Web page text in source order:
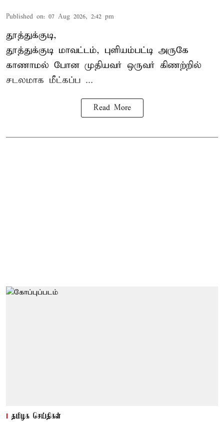
Published on: 07 Aug 2026, 2:42 pm
தூத்துக்குடி,
தூத்துக்குடி மாவட்டம், புளியம்பட்டி அருகே
காணாமல் போன முதியவர் ஒருவர் கிணற்றில்
சடலமாக மீட்கப்ப ...
Read More
தமிழக செய்திகள்